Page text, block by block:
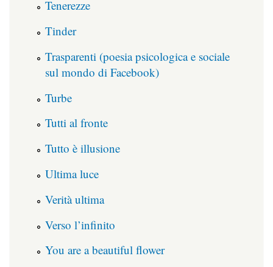
Tenerezze
Tinder
Trasparenti (poesia psicologica e sociale
sul mondo di Facebook)
Turbe
Tutti al fronte
Tutto è illusione
Ultima luce
Verità ultima
Verso l’infinito
You are a beautiful flower